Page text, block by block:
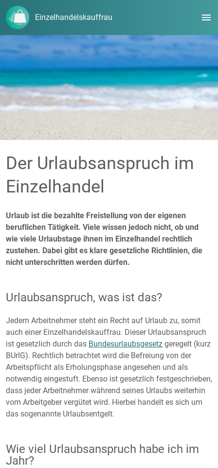
Einzelhandelskauffrau menu
Der Urlaubsanspruch im
Einzelhandel
Urlaub ist die bezahlte Freistellung von der eigenen
beruflichen Tätigkeit. Viele wissen jedoch nicht, ob und
wie viele Urlaubstage ihnen im Einzelhandel rechtlich
zustehen. Dabei gibt es klare gesetzliche Richtlinien, die
nicht unterschritten werden dürfen.
Urlaubsanspruch, was ist das?
Jedem Arbeitnehmer steht ein Recht auf Urlaub zu, somit
auch einer Einzelhandelskauffrau. Dieser Urlaubsanspruch
ist gesetzlich durch das Bundesurlaubsgesetz geregelt (kurz
BUrlG). Rechtlich betrachtet wird die Befreiung von der
Arbeitspflicht als Erholungsphase angesehen und als
notwendig eingestuft. Ebenso ist gesetzlich festgeschrieben,
dass jeder Arbeitnehmer während seines Urlaubs weiterhin
vom Arbeitgeber vergütet wird. Hierbei handelt es sich um
das sogenannte Urlaubsentgelt.
Wie viel Urlaubsanspruch habe ich im
Jahr?